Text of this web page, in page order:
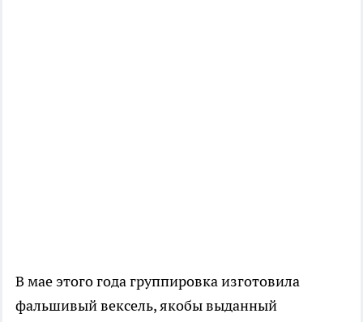
В мае этого года группировка изготовила
фальшивый вексель, якобы выданный